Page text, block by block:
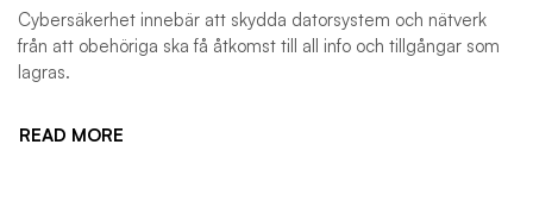
Cybersäkerhet innebär att skydda datorsystem och nätverk
från att obehöriga ska få åtkomst till all info och tillgångar som
lagras.
READ MORE